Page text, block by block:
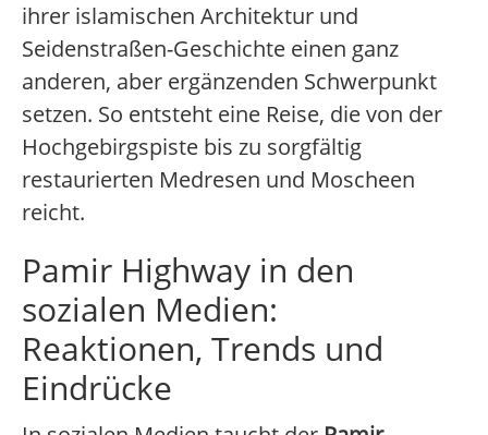
ihrer islamischen Architektur und
Seidenstraßen-Geschichte einen ganz
anderen, aber ergänzenden Schwerpunkt
setzen. So entsteht eine Reise, die von der
Hochgebirgspiste bis zu sorgfältig
restaurierten Medresen und Moscheen
reicht.
Pamir Highway in den
sozialen Medien:
Reaktionen, Trends und
Eindrücke